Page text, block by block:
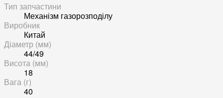
Тип запчастини
Механізм газорозподілу
Виробник
Китай
Діаметр (мм)
44/49
Висота (мм)
18
Вага (г)
40